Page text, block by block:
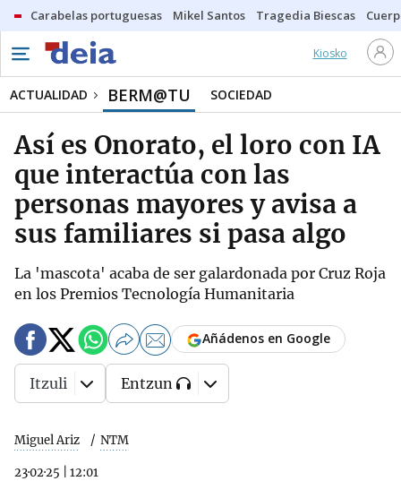
Carabelas portuguesas Mikel Santos Tragedia Biescas
Kiosko
ACTUALIDAD BERM@TU SOCIEDAD
Así es Onorato, el loro con IA
que interactúa con las
personas mayores y avisa a
sus familiares si pasa algo
La 'mascota' acaba de ser galardonada por Cruz Roja
en los Premios Tecnología Humanitaria
Miguel Ariz NTM
23·02·25 12:01
Añádenos en Google
Itzuli Entzun